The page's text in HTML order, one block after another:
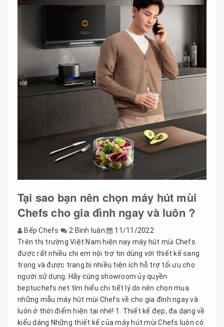
Tại sao bạn nên chọn máy hút mùi
Chefs cho gia đình ngay và luôn ?
Bếp Chefs 2 Bình luận
11/11/2022
Trên thị trường Việt Nam hiện nay máy hút mùi Chefs
được rất nhiều chị em nội trợ tin dùng với thiết kế sang
trọng và được trang bị nhiều tiện ích hỗ trợ tối ưu cho
người sử dụng. Hãy cùng showroom ủy quyền
beptuchefs.net tìm hiểu chi tiết lý do nên chọn mua
những mẫu máy hút mùi Chefs về cho gia đình ngay và
luôn ở thời điểm hiện tại nhé! 1. Thiết kế đẹp, đa dạng về
kiểu dáng Những thiết kế của máy hút mùi Chefs luôn có